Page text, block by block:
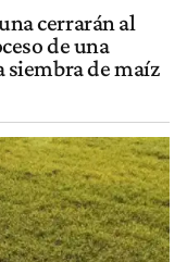
cerrarán al
de una
siembra de maíz